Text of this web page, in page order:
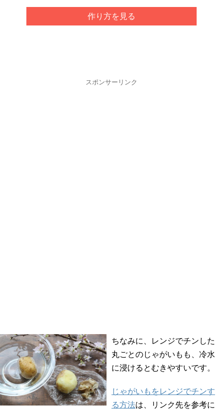
作り方を見る
スポンサーリンク
ちなみに、レンジでチンした
丸ごとのじゃがいもも、冷水
に浸けるとむきやすいです。
じゃがいもをレンジでチンす
る方法は、リンク先を参考に